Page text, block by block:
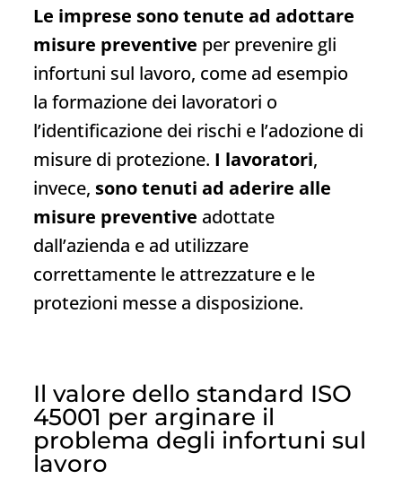
Le imprese sono tenute ad adottare
misure preventive per prevenire gli
infortuni sul lavoro, come ad esempio
la formazione dei lavoratori o
l’identificazione dei rischi e l’adozione di
misure di protezione. I lavoratori,
invece, sono tenuti ad aderire alle
misure preventive adottate
dall’azienda e ad utilizzare
correttamente le attrezzature e le
protezioni messe a disposizione.
Il valore dello standard ISO
45001 per arginare il
problema degli infortuni sul
lavoro